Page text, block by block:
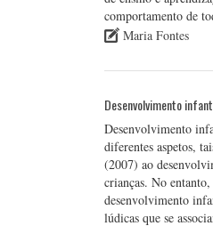
comportamento de
Maria Fontes
Desenvolvimento
Desenvolvimento
diferentes aspetos,
(2007) ao
crianças. No
desenvolvimento
lúdicas que se